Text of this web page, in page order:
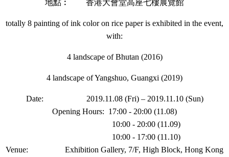
地點︰ 香港大會堂高座七樓展覽館
totally 8 painting of ink color on rice paper is exhibited in the event,
with:
4 landscape of Bhutan (2016)
4 landscape of Yangshuo, Guangxi (2019)
Date: 2019.11.08 (Fri) – 2019.11.10 (Sun)
Opening Hours: 17:00 - 20:00 (11.08)
10:00 - 20:00 (11.09)
10:00 - 17:00 (11.10)
Venue: Exhibition Gallery, 7/F, High Block, Hong Kong